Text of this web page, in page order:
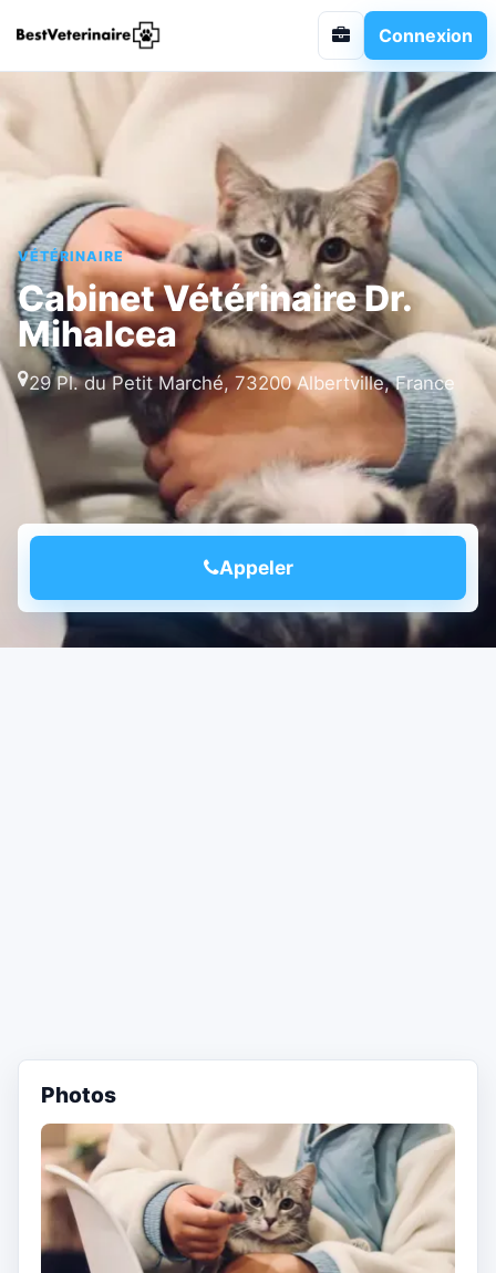
Connexion
VÉTÉRINAIRE
Cabinet Vétérinaire Dr.
Mihalcea
29 Pl. du Petit Marché, 73200 Albertville, France
Appeler
Photos